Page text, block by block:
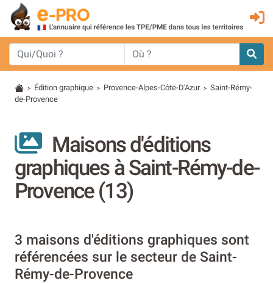
> Édition graphique > Provence-Alpes-Côte-D'Azur > Saint-Rémy-
de-Provence
Maisons d'éditions
graphiques à Saint-Rémy-de-
Provence (13)
3 maisons d'éditions graphiques sont
référencées sur le secteur de Saint-
Rémy-de-Provence